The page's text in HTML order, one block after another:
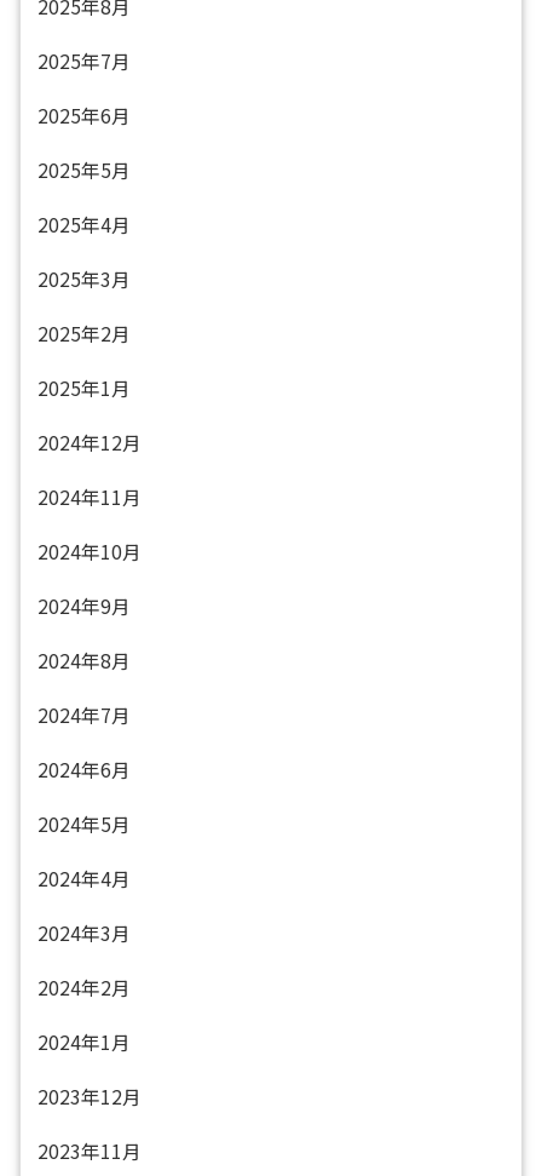
2025年8月
2025年7月
2025年6月
2025年5月
2025年4月
2025年3月
2025年2月
2025年1月
2024年12月
2024年11月
2024年10月
2024年9月
2024年8月
2024年7月
2024年6月
2024年5月
2024年4月
2024年3月
2024年2月
2024年1月
2023年12月
2023年11月